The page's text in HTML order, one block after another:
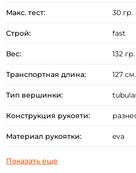
Чувствительный и прочный
запатентованного графита
Комлевая часть удилища
волокон).
За счет специально
критическими углами не
Макс. тест: 30 гр.
Строй: fast
Вес: 132 гр.
Транспортная длина: 127 см.
Тип вершинки:
Конструкция рукояти:
Материал рукоятки: eva